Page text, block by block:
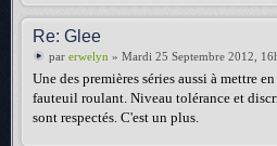
Re: Glee
par erwelyn » Mardi 25 Septembre 2012,
Une des premières séries aussi à mettre
fauteuil roulant. Niveau tolérance et
sont respectés. C'est un plus.